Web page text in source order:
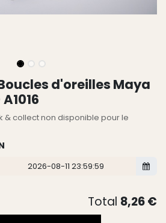
d'oreilles Maya
& collect non disponible pour le
Total 8,26€